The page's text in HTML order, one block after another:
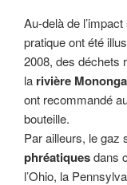
Au-delà de
pratique ont été
2008, des déchets
la rivière
ont recommandé
bouteille.
Par ailleurs, le gaz
phréatiquesdans
l’Ohio, la